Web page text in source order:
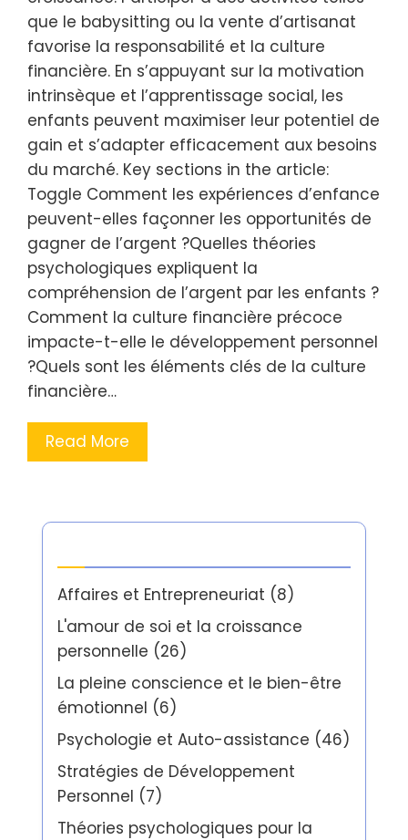
que le babysitting ou la vente d’artisanat
favorise la responsabilité et la culture
financière. En s’appuyant sur la motivation
intrinsèque et l’apprentissage social, les
enfants peuvent maximiser leur potentiel de
gain et s’adapter efficacement aux besoins
du marché. Key sections in the article:
Toggle Comment les expériences d’enfance
peuvent-elles façonner les opportunités de
gagner de l’argent ?Quelles théories
psychologiques expliquent la
compréhension de l’argent par les enfants ?
Comment la culture financière précoce
impacte-t-elle le développement personnel
?Quels sont les éléments clés de la culture
financière…
Read More
Affaires et Entrepreneuriat (8)
L'amour de soi et la croissance
personnelle (26)
La pleine conscience et le bien-être
émotionnel (6)
Psychologie et Auto-assistance (46)
Stratégies de Développement
Personnel (7)
Théories psychologiques pour la